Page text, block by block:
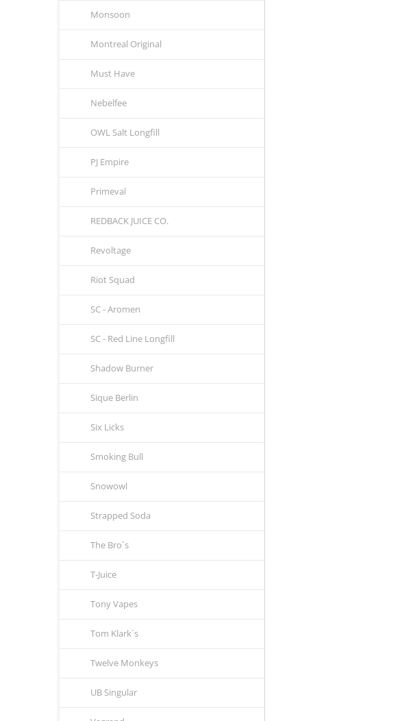
Monsoon
Montreal Original
Must Have
Nebelfee
OWL Salt Longfill
PJ Empire
Primeval
REDBACK JUICE CO.
Revoltage
Riot Squad
SC - Aromen
SC - Red Line Longfill
Shadow Burner
Sique Berlin
Six Licks
Smoking Bull
Snowowl
Strapped Soda
The Bro`s
T-Juice
Tony Vapes
Tom Klark´s
Twelve Monkeys
UB Singular